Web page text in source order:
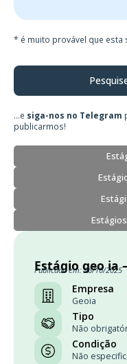
* é muito provável que esta
...e siga-nos no Telegram
publicarmos!
Estágio geo ia
Publicado em: 16/10/2025
Empresa
Geoia
Tipo
Não
Condição
Não